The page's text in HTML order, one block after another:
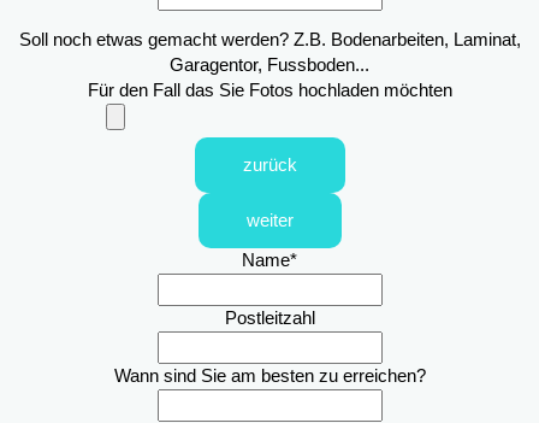
Soll noch etwas gemacht werden? Z.B. Bodenarbeiten, Laminat,
Garagentor, Fussboden...
Für den Fall das Sie Fotos hochladen möchten
zurück
weiter
Name*
Postleitzahl
Wann sind Sie am besten zu erreichen?